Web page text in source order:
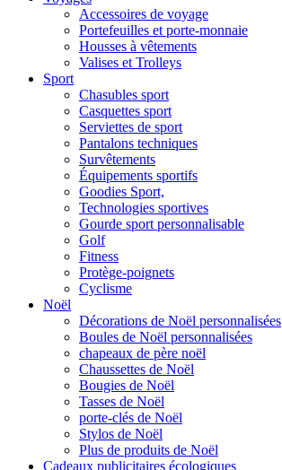
Accessoires de voyage
Portefeuilles et porte-monnaie
Housses à vêtements
Valises et Trolleys
Sport
Chasubles sport
Casquettes sport
Serviettes de sport
Pantalons techniques
Survêtements
Équipements sportifs
Goodies Sport,
Technologies sportives
Gourde sport personnalisable
Golf
Fitness
Protège-poignets
Cyclisme
Noël
Décorations de Noël personnalisées
Boules de Noël personnalisées
chapeaux de père noël
Chaussettes de Noël
Bougies de Noël
Tasses de Noël
porte-clés de Noël
Stylos de Noël
Plus de produits de Noël
Cadeaux publicitaires écologiques